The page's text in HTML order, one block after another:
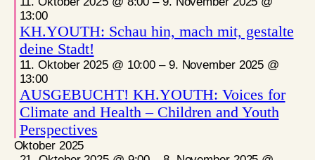
13:00
KH.YOUTH: Schau hin, mach mit, gestalte
deine Stadt!
11. Oktober 2025 @ 10:00 – 9. November 2025 @
13:00
AUSGEBUCHT! KH.YOUTH: Voices for
Climate and Health – Children and Youth
Perspectives
Oktober 2025